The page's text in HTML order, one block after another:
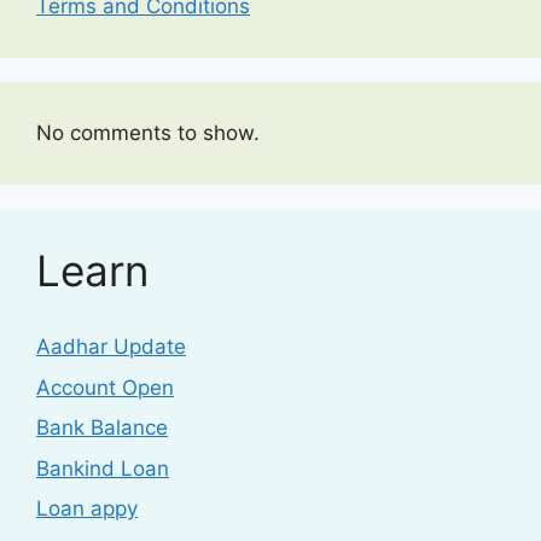
Terms and Conditions
No comments to show.
Learn
Aadhar Update
Account Open
Bank Balance
Bankind Loan
Loan appy